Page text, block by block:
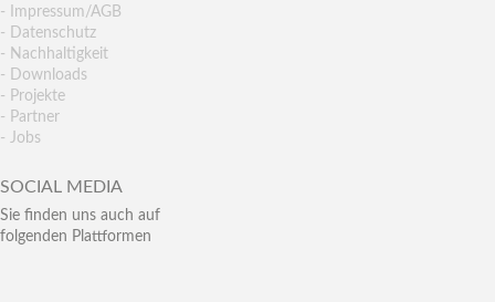
- Impressum/AGB
- Datenschutz
- Nachhaltigkeit
- Downloads
- Projekte
- Partner
- Jobs
SOCIAL MEDIA
Sie finden uns auch auf
folgenden Plattformen